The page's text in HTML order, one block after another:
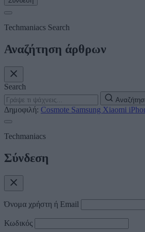
Techmaniacs Search
Αναζήτηση άρθρων
Search
Δημοφιλή: Cosmote Samsung Xiaomi
Techmaniacs
Σύνδεση
Όνομα χρήστη ή Email
Κωδικός